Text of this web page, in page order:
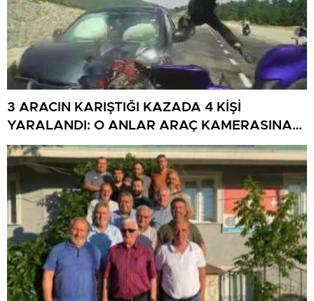
3 ARACIN KARIŞTIĞI KAZADA 4 KİŞİ
YARALANDI: O ANLAR ARAÇ KAMERASINA
YANSIDI